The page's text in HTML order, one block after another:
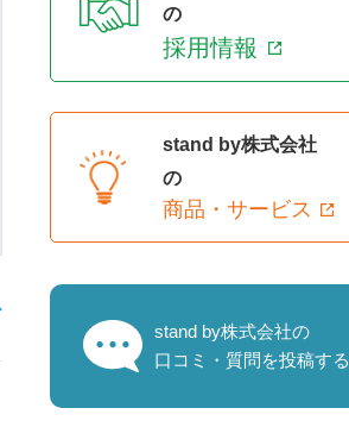
の
採用情報
stand by株式会社
の
商品・サービス
stand by株式会社の
口コミ・質問を投稿する